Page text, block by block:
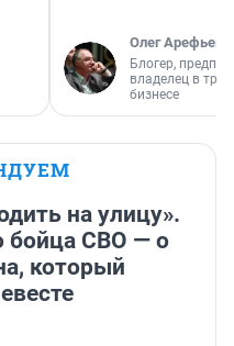
Олег Арефьев
Блогер,
владелец в
бизнесе
на улицу».
бойца СВО — о
который